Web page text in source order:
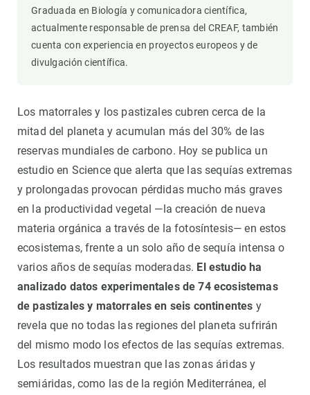
Graduada en Biología y comunicadora científica,
actualmente responsable de prensa del CREAF, también
cuenta con experiencia en proyectos europeos y de
divulgación científica.
Los matorrales y los pastizales cubren cerca de la
mitad del planeta y acumulan más del 30% de las
reservas mundiales de carbono. Hoy se publica un
estudio en Science que alerta que las sequías extremas
y prolongadas provocan pérdidas mucho más graves
en la productividad vegetal —la creación de nueva
materia orgánica a través de la fotosíntesis— en estos
ecosistemas, frente a un solo año de sequía intensa o
varios años de sequías moderadas. El estudio ha
analizado datos experimentales de 74 ecosistemas
de pastizales y matorrales en seis continentes y
revela que no todas las regiones del planeta sufrirán
del mismo modo los efectos de las sequías extremas.
Los resultados muestran que las zonas áridas y
semiáridas, como las de la región Mediterránea, el